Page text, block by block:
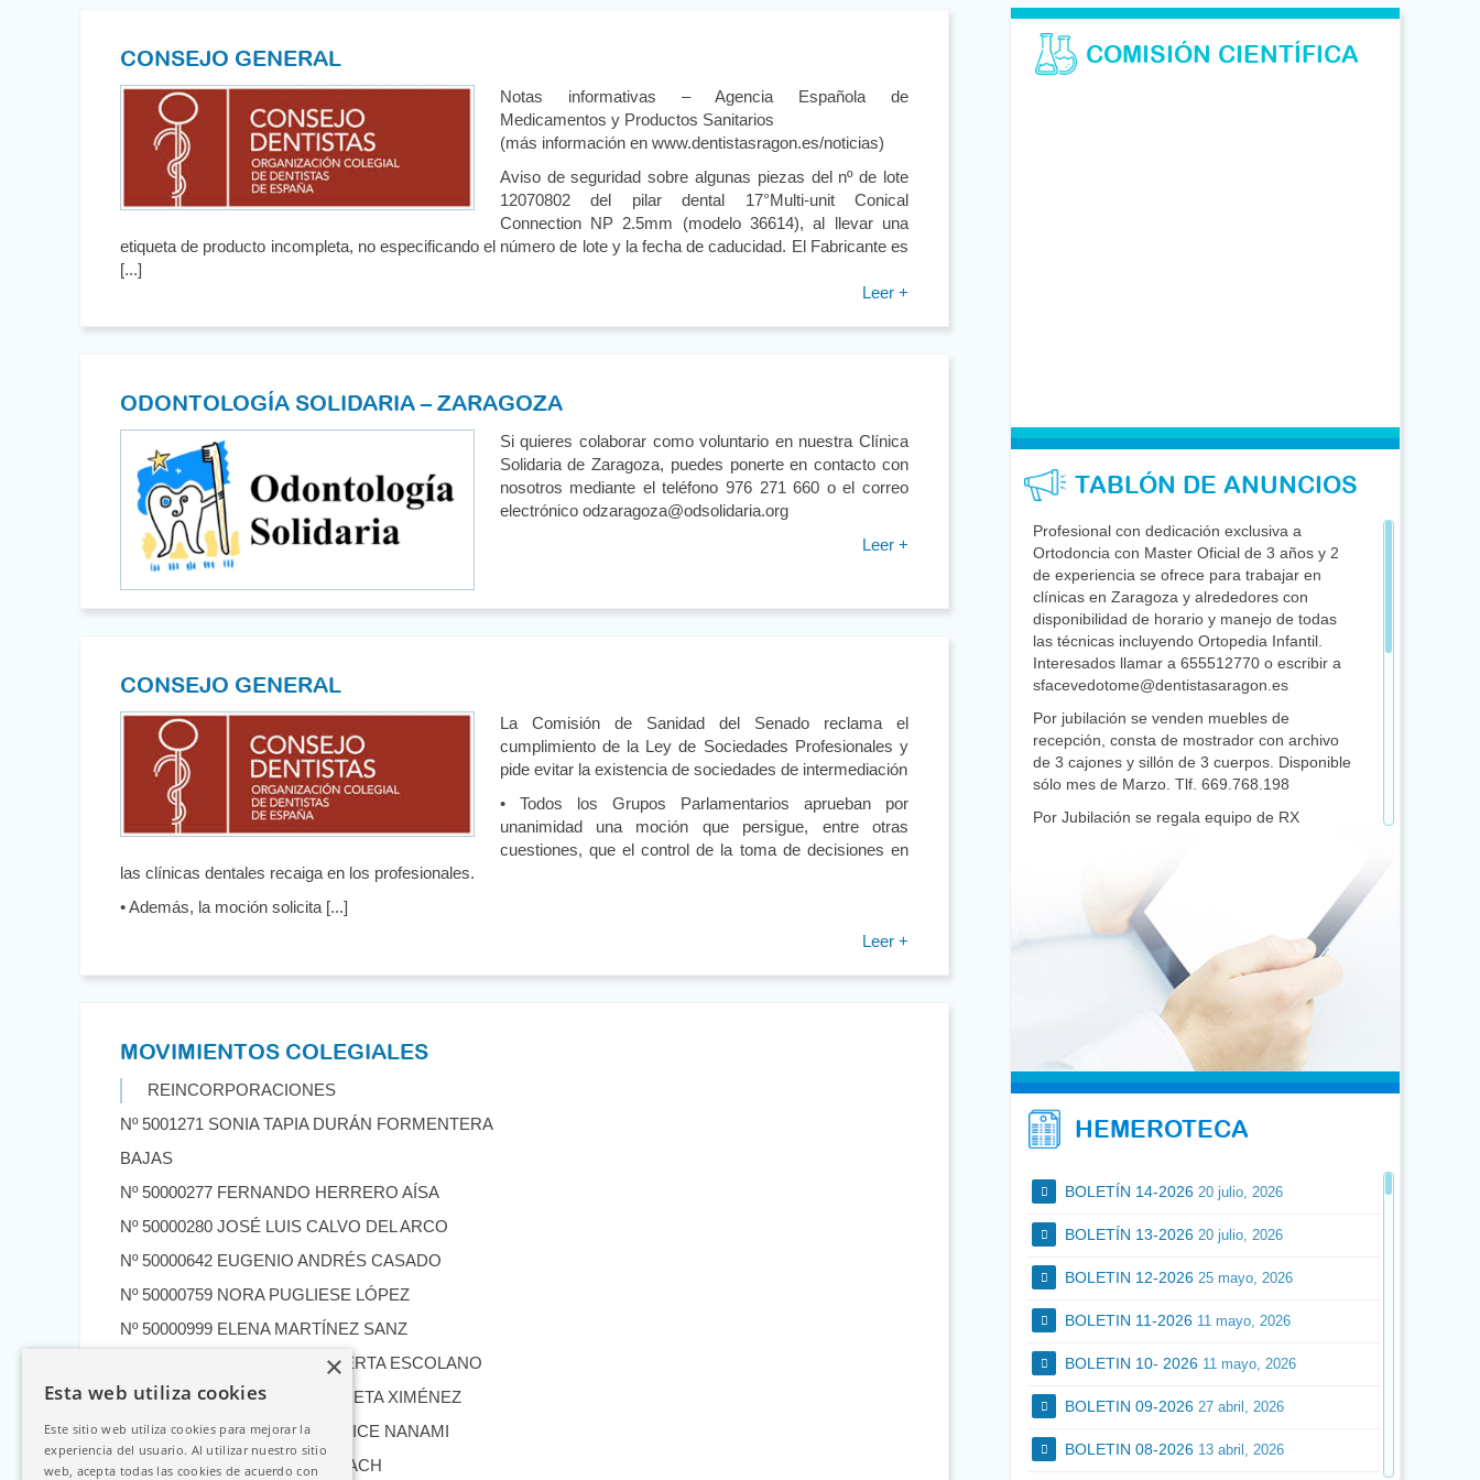
CONSEJO GENERAL
Notas informativas – Agencia Española de
Medicamentos y Productos Sanitarios
(más información en www.dentistasragon.es/noticias)
Aviso de seguridad sobre algunas piezas del nº de lote
12070802 del pilar dental 17°Multi-unit Conical
Connection NP 2.5mm (modelo 36614), al llevar una
etiqueta de producto incompleta, no especificando el número de lote y la fecha de caducidad. El Fabricante es
[...]
Leer +
ODONTOLOGÍA SOLIDARIA – ZARAGOZA
Si quieres colaborar como voluntario en nuestra Clínica
Solidaria de Zaragoza, puedes ponerte en contacto con
nosotros mediante el teléfono 976 271 660 o el correo
electrónico odzaragoza@odsolidaria.org
Leer +
CONSEJO GENERAL
La Comisión de Sanidad del Senado reclama el
cumplimiento de la Ley de Sociedades Profesionales y
pide evitar la existencia de sociedades de intermediación
• Todos los Grupos Parlamentarios aprueban por
unanimidad una moción que persigue, entre otras
cuestiones, que el control de la toma de decisiones en
las clínicas dentales recaiga en los profesionales.
• Además, la moción solicita [...]
Leer +
MOVIMIENTOS COLEGIALES
REINCORPORACIONES
Nº 5001271 SONIA TAPIA DURÁN FORMENTERA
BAJAS
Nº 50000277 FERNANDO HERRERO AÍSA
Nº 50000280 JOSÉ LUIS CALVO DEL ARCO
Nº 50000642 EUGENIO ANDRÉS CASADO
Nº 50000759 NORA PUGLIESE LÓPEZ
Nº 50000999 ELENA MARTÍNEZ SANZ
Nº 50001107 Mª ANGEL LAHUERTA ESCOLANO
Nº 50001162 CARMEN HERGUETA XIMÉNEZ
Nº 50001339 PABLO DEL GIUDICE NANAMI
Nº 50001350 NIKITA LE DIVENACH
COMISIÓN CIENTÍFICA
TABLÓN DE ANUNCIOS
Profesional con dedicación exclusiva a
Ortodoncia con Master Oficial de 3 años y 2
de experiencia se ofrece para trabajar en
clínicas en Zaragoza y alrededores con
disponibilidad de horario y manejo de todas
las técnicas incluyendo Ortopedia Infantil.
Interesados llamar a 655512770 o escribir a
sfacevedotome@dentistasaragon.es
Por jubilación se venden muebles de
recepción, consta de mostrador con archivo
de 3 cajones y sillón de 3 cuerpos. Disponible
sólo mes de Marzo. Tlf. 669.768.198
Por Jubilación se regala equipo de RX
Tlf. 669768198.
Clínica dental en Fraga busca Odontólogo
general, preferiblemente con formación en
Endodoncia, para incorporar en cuadro
médico. No somos franquicia. Trato familiar y
cercano. Jornadas a convenir. Contactar en el
974472110 o sibarzvera@dentistasaragon.es
Se necesita para clínica privada en Calahorra,
Master en periodoncia. Experiencia mínima
de 3 años. Horarios y remuneración a
Valoramos la calidad en el trabajo. Currículum
HEMEROTECA
BOLETÍN 14-2026 20 julio, 2026
BOLETÍN 13-2026 20 julio, 2026
BOLETIN 12-2026 25 mayo, 2026
BOLETIN 11-2026 11 mayo, 2026
BOLETIN 10- 2026 11 mayo, 2026
BOLETIN 09-2026 27 abril, 2026
BOLETIN 08-2026 13 abril, 2026
Esta web utiliza cookies
Este sitio web utiliza cookies para mejorar la
experiencia del usuario. Al utilizar nuestro sitio
web, acepta todas las cookies de acuerdo con
×